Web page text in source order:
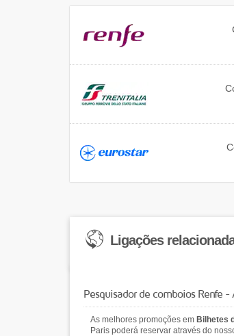
Ligações
Pesquisador de comboios Renfe -
As melhores promoções em Bilhetes
Paris poderá reservar através do